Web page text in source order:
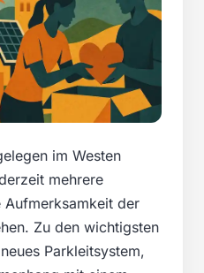
im Westen
mehrere
der
Zu den wichtigsten
Parkleitsystem,